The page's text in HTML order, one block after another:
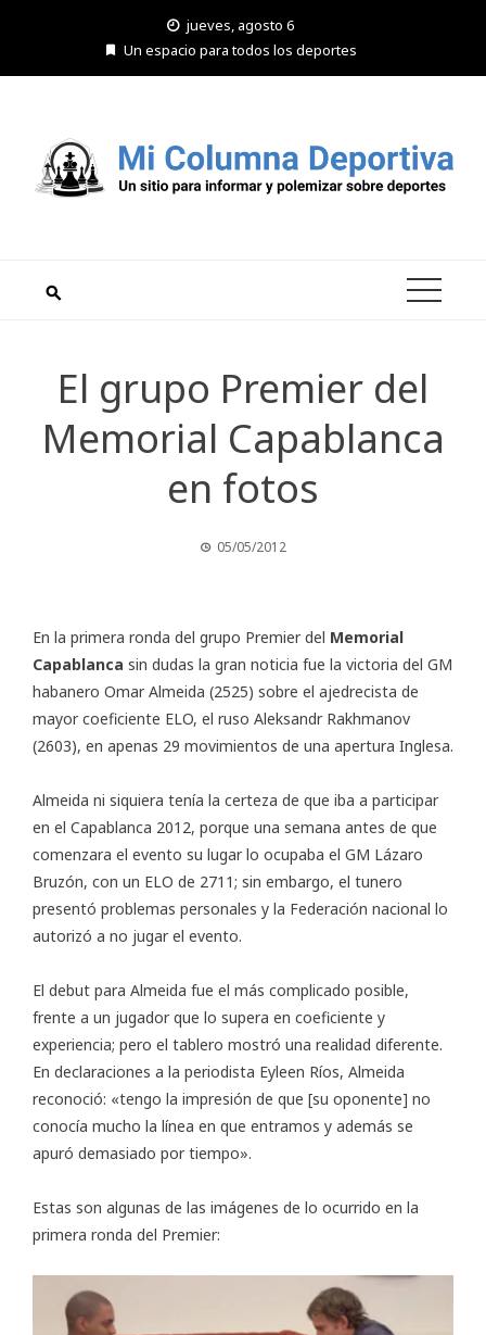
jueves, agosto 6
Un espacio para todos los deportes
El grupo Premier del
Memorial Capablanca
en fotos
05/05/2012
En la primera ronda del grupo Premier del Memorial
Capablanca sin dudas la gran noticia fue la victoria del GM
habanero Omar Almeida (2525) sobre el ajedrecista de
mayor coeficiente ELO, el ruso Aleksandr Rakhmanov
(2603), en apenas 29 movimientos de una apertura Inglesa.
Almeida ni siquiera tenía la certeza de que iba a participar
en el Capablanca 2012, porque una semana antes de que
comenzara el evento su lugar lo ocupaba el GM Lázaro
Bruzón, con un ELO de 2711; sin embargo, el tunero
presentó problemas personales y la Federación nacional lo
autorizó a no jugar el evento.
El debut para Almeida fue el más complicado posible,
frente a un jugador que lo supera en coeficiente y
experiencia; pero el tablero mostró una realidad diferente.
En declaraciones a la periodista Eyleen Ríos, Almeida
reconoció: «tengo la impresión de que [su oponente] no
conocía mucho la línea en que entramos y además se
apuró demasiado por tiempo».
Estas son algunas de las imágenes de lo ocurrido en la
primera ronda del Premier: